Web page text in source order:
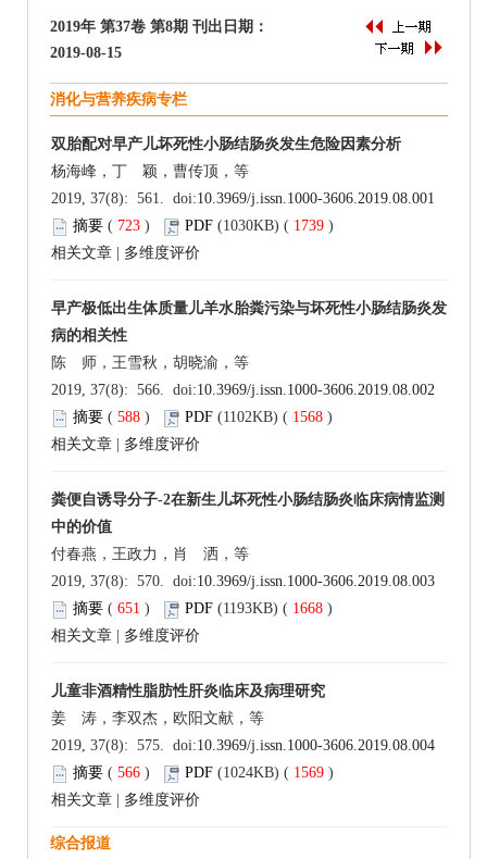
2019年 第37卷 第8期 刊出日期：
2019-08-15
消化与营养疾病专栏
双胎配对早产儿坏死性小肠结肠炎发生危险因素分析
杨海峰，丁 颖，曹传顶，等
2019, 37(8): 561. doi:10.3969/j.issn.1000-3606.2019.08.001
摘要 ( 723 ) PDF (1030KB) ( 1739 )
相关文章
多维度评价
早产极低出生体质量儿羊水胎粪污染与坏死性小肠结肠炎发
病的相关性
陈 师，王雪秋，胡晓渝，等
2019, 37(8): 566. doi:10.3969/j.issn.1000-3606.2019.08.002
摘要 ( 588 ) PDF (1102KB) ( 1568 )
相关文章
多维度评价
粪便自诱导分子-2在新生儿坏死性小肠结肠炎临床病情监测
中的价值
付春燕，王政力，肖 洒，等
2019, 37(8): 570. doi:10.3969/j.issn.1000-3606.2019.08.003
摘要 ( 651 ) PDF (1193KB) ( 1668 )
相关文章
多维度评价
儿童非酒精性脂肪性肝炎临床及病理研究
姜 涛，李双杰，欧阳文献，等
2019, 37(8): 575. doi:10.3969/j.issn.1000-3606.2019.08.004
摘要 ( 566 ) PDF (1024KB) ( 1569 )
相关文章
多维度评价
综合报道